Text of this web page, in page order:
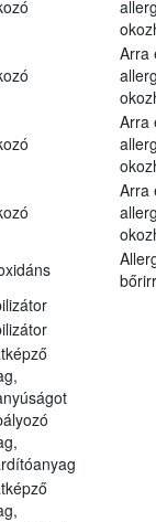
Arra
Arra
Arra